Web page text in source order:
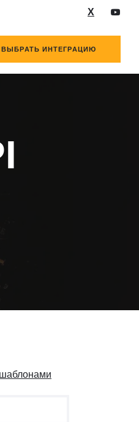
X
ВЫБРАТЬ ИНТЕГРАЦИЮ
шаблонами